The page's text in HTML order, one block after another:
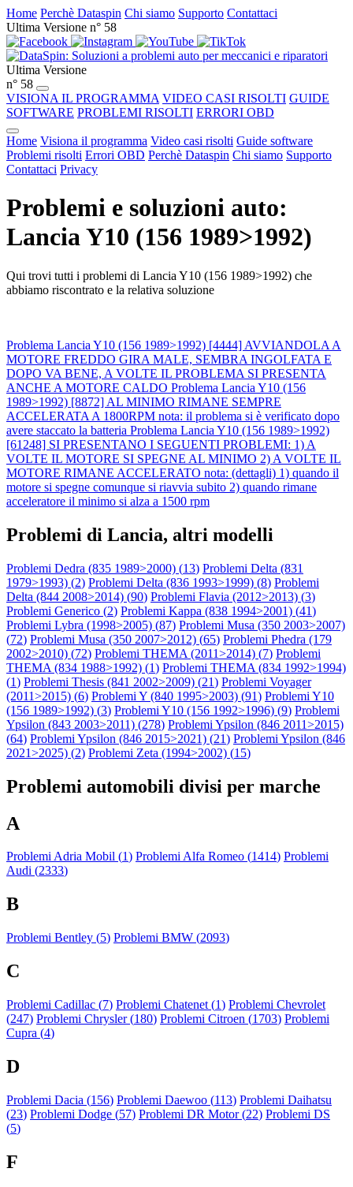
Home Perchè Dataspin Chi siamo Supporto Contattaci
Ultima Versione n° 58
Ultima Versione
n° 58
VISIONA IL PROGRAMMA VIDEO CASI RISOLTI GUIDE
SOFTWARE PROBLEMI RISOLTI ERRORI OBD
Home Visiona il programma Video casi risolti Guide software
Problemi risolti Errori OBD Perchè Dataspin Chi siamo Supporto
Contattaci Privacy
Problemi e soluzioni auto:
Lancia Y10 (156 1989>1992)
Qui trovi tutti i problemi di Lancia Y10 (156 1989>1992) che
abbiamo riscontrato e la relativa soluzione
Problema Lancia Y10 (156 1989>1992) [4444] AVVIANDOLA A
MOTORE FREDDO GIRA MALE, SEMBRA INGOLFATA E
DOPO VA BENE, A VOLTE IL PROBLEMA SI PRESENTA
ANCHE A MOTORE CALDO Problema Lancia Y10 (156
1989>1992) [8872] AL MINIMO RIMANE SEMPRE
ACCELERATA A 1800RPM nota: il problema si è verificato dopo
avere staccato la batteria Problema Lancia Y10 (156 1989>1992)
[61248] SI PRESENTANO I SEGUENTI PROBLEMI: 1) A
VOLTE IL MOTORE SI SPEGNE AL MINIMO 2) A VOLTE IL
MOTORE RIMANE ACCELERATO nota: (dettagli) 1) quando il
motore si spegne comunque si riavvia subito 2) quando rimane
acceleratore il minimo si alza a 1500 rpm
Problemi di Lancia, altri modelli
Problemi Dedra (835 1989>2000) (13) Problemi Delta (831
1979>1993) (2) Problemi Delta (836 1993>1999) (8) Problemi
Delta (844 2008>2014) (90) Problemi Flavia (2012>2013) (3)
Problemi Generico (2) Problemi Kappa (838 1994>2001) (41)
Problemi Lybra (1998>2005) (87) Problemi Musa (350 2003>2007)
(72) Problemi Musa (350 2007>2012) (65) Problemi Phedra (179
2002>2010) (72) Problemi THEMA (2011>2014) (7) Problemi
THEMA (834 1988>1992) (1) Problemi THEMA (834 1992>1994)
(1) Problemi Thesis (841 2002>2009) (21) Problemi Voyager
(2011>2015) (6) Problemi Y (840 1995>2003) (91) Problemi Y10
(156 1989>1992) (3) Problemi Y10 (156 1992>1996) (9) Problemi
Ypsilon (843 2003>2011) (278) Problemi Ypsilon (846 2011>2015)
(64) Problemi Ypsilon (846 2015>2021) (21) Problemi Ypsilon (846
2021>2025) (2) Problemi Zeta (1994>2002) (15)
Problemi automobili divisi per marche
A
Problemi Adria Mobil (1) Problemi Alfa Romeo (1414) Problemi
Audi (2333)
B
Problemi Bentley (5) Problemi BMW (2093)
C
Problemi Cadillac (7) Problemi Chatenet (1) Problemi Chevrolet
(247) Problemi Chrysler (180) Problemi Citroen (1703) Problemi
Cupra (4)
D
Problemi Dacia (156) Problemi Daewoo (113) Problemi Daihatsu
(23) Problemi Dodge (57) Problemi DR Motor (22) Problemi DS
(5)
F